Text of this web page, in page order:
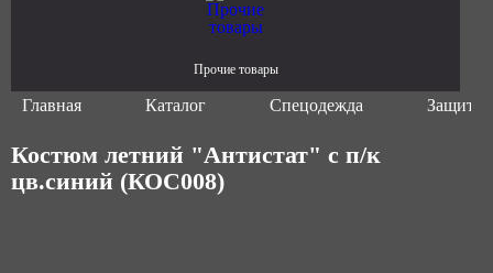
Прочие товары
Главная Каталог Спецодежда
Костюм летний "Антистат" с п/к
цв.синий (КОС008)